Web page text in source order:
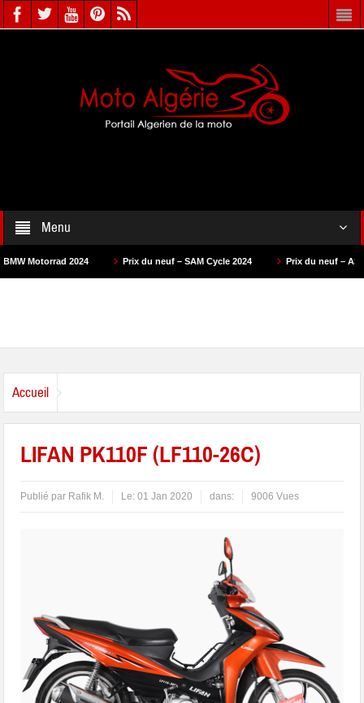
Menu
2024 Prix du neuf – SAM Cycle 2024 Prix du neuf – AS Motors 2024
Accueil
LIFAN PK110F (LF110-26C)
Publié par Rafik M. Le:01 Jan 2020 dans: 9006 Vues